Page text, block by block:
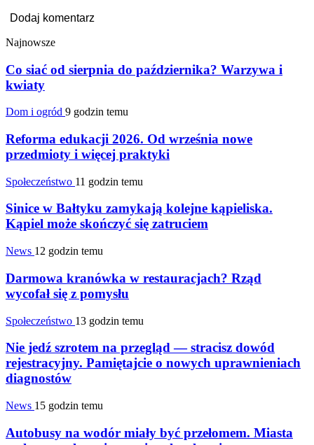
Najnowsze
Co siać od sierpnia do października? Warzywa i
kwiaty
Dom i ogród 9 godzin temu
Reforma edukacji 2026. Od września nowe
przedmioty i więcej praktyki
Społeczeństwo 11 godzin temu
Sinice w Bałtyku zamykają kolejne kąpieliska.
Kąpiel może skończyć się zatruciem
News 12 godzin temu
Darmowa kranówka w restauracjach? Rząd
wycofał się z pomysłu
Społeczeństwo 13 godzin temu
Nie jedź szrotem na przegląd — stracisz dowód
rejestracyjny. Pamiętajcie o nowych uprawnieniach
diagnostów
News 15 godzin temu
Autobusy na wodór miały być przełomem. Miasta